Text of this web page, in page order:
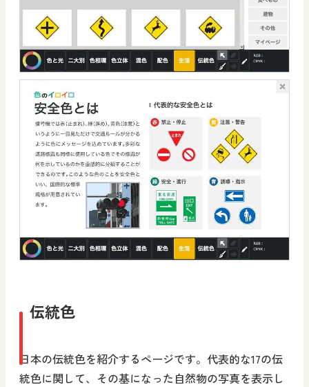
伝統色
日本の伝統色を紹介するページです。代表的な17の伝
統色に関して、その基になった自然物の写真を表示し